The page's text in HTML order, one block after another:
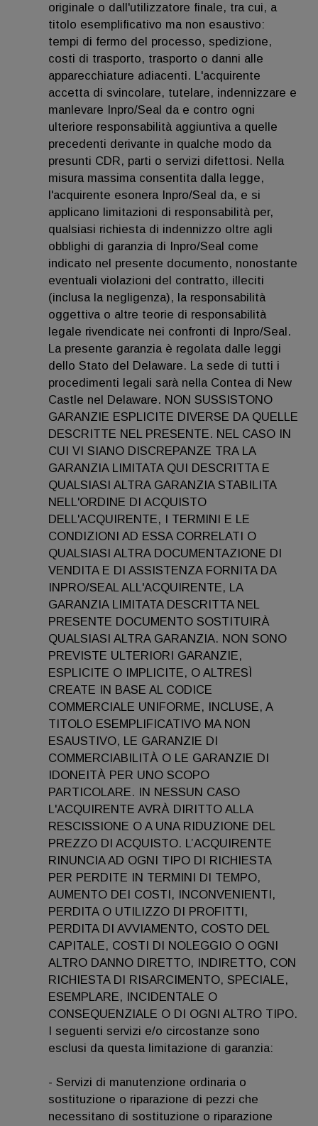
originale o dall'utilizzatore finale, tra cui, a
titolo esemplificativo ma non esaustivo:
tempi di fermo del processo, spedizione,
costi di trasporto, trasporto o danni alle
apparecchiature adiacenti. L'acquirente
accetta di svincolare, tutelare, indennizzare e
manlevare Inpro/Seal da e contro ogni
ulteriore responsabilità aggiuntiva a quelle
precedenti derivante in qualche modo da
presunti CDR, parti o servizi difettosi. Nella
misura massima consentita dalla legge,
l'acquirente esonera Inpro/Seal da, e si
applicano limitazioni di responsabilità per,
qualsiasi richiesta di indennizzo oltre agli
obblighi di garanzia di Inpro/Seal come
indicato nel presente documento, nonostante
eventuali violazioni del contratto, illeciti
(inclusa la negligenza), la responsabilità
oggettiva o altre teorie di responsabilità
legale rivendicate nei confronti di Inpro/Seal.
La presente garanzia è regolata dalle leggi
dello Stato del Delaware. La sede di tutti i
procedimenti legali sarà nella Contea di New
Castle nel Delaware. NON SUSSISTONO
GARANZIE ESPLICITE DIVERSE DA QUELLE
DESCRITTE NEL PRESENTE. NEL CASO IN
CUI VI SIANO DISCREPANZE TRA LA
GARANZIA LIMITATA QUI DESCRITTA E
QUALSIASI ALTRA GARANZIA STABILITA
NELL'ORDINE DI ACQUISTO
DELL'ACQUIRENTE, I TERMINI E LE
CONDIZIONI AD ESSA CORRELATI O
QUALSIASI ALTRA DOCUMENTAZIONE DI
VENDITA E DI ASSISTENZA FORNITA DA
INPRO/SEAL ALL'ACQUIRENTE, LA
GARANZIA LIMITATA DESCRITTA NEL
PRESENTE DOCUMENTO SOSTITUIRÀ
QUALSIASI ALTRA GARANZIA. NON SONO
PREVISTE ULTERIORI GARANZIE,
ESPLICITE O IMPLICITE, O ALTRESÌ
CREATE IN BASE AL CODICE
COMMERCIALE UNIFORME, INCLUSE, A
TITOLO ESEMPLIFICATIVO MA NON
ESAUSTIVO, LE GARANZIE DI
COMMERCIABILITÀ O LE GARANZIE DI
IDONEITÀ PER UNO SCOPO
PARTICOLARE. IN NESSUN CASO
L'ACQUIRENTE AVRÀ DIRITTO ALLA
RESCISSIONE O A UNA RIDUZIONE DEL
PREZZO DI ACQUISTO. L’ACQUIRENTE
RINUNCIA AD OGNI TIPO DI RICHIESTA
PER PERDITE IN TERMINI DI TEMPO,
AUMENTO DEI COSTI, INCONVENIENTI,
PERDITA O UTILIZZO DI PROFITTI,
PERDITA DI AVVIAMENTO, COSTO DEL
CAPITALE, COSTI DI NOLEGGIO O OGNI
ALTRO DANNO DIRETTO, INDIRETTO, CON
RICHIESTA DI RISARCIMENTO, SPECIALE,
ESEMPLARE, INCIDENTALE O
CONSEQUENZIALE O DI OGNI ALTRO TIPO.
I seguenti servizi e/o circostanze sono
esclusi da questa limitazione di garanzia:
- Servizi di manutenzione ordinaria o
sostituzione o riparazione di pezzi che
necessitano di sostituzione o riparazione